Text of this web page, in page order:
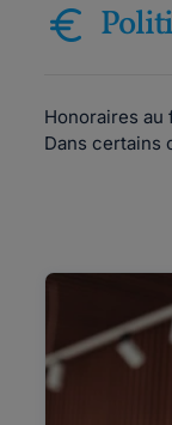
Honoraires
Dans certains